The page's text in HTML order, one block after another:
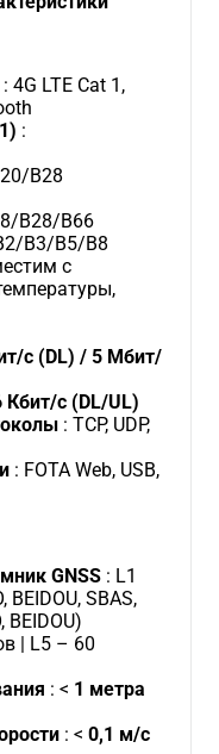
: 4G LTE Cat 1,
:
B28
B28/B66
B3/B5/B8
с
с (DL) / 5 Мбит/
Кбит/с (DL/UL)
: TCP, UDP,
: FOTA Web, USB,
GNSS : L1
BEIDOU, SBAS,
BEIDOU)
| L5 – 60
: < 1 метра
: < 0,1 м/с